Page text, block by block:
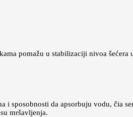
pomažu u stabilizaciji nivoa
i sposobnosti da apsorbuju vodu, čia
mršavljenja.